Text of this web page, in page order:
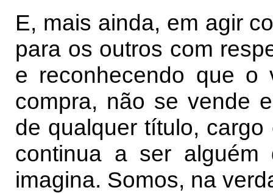
E, mais ainda, em agir
para os outros com
e reconhecendo que
compra, não se vende
de qualquer título,
continua a ser
imagina. Somos, na